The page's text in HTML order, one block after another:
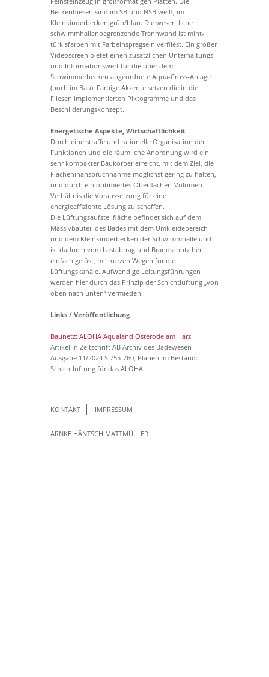
Beckenfliesen sind im SB und NSB weiß, im
Kleinkinderbecken grün/blau. Die wesentliche
schwimmhallenbegrenzende Trennwand ist mint-
türkisfarben mit Farbeinspregseln verfliest. Ein großer
Videoscreen bietet einen zusätzlichen Unterhaltungs-
und Informationswert für die über dem
Schwimmerbecken angeordnete Aqua-Cross-Anlage
(noch im Bau). Farbige Akzente setzen die in die
Fliesen implementierten Piktogramme und das
Beschilderungskonzept.
Energetische Aspekte, Wirtschaftlichkeit
Durch eine straffe und rationelle Organisation der
Funktionen und die räumliche Anordnung wird ein
sehr kompakter Baukörper erreicht, mit dem Ziel, die
Flächeninanspruchnahme möglichst gering zu halten,
und durch ein optimiertes Oberflächen-Volumen-
Verhältnis die Voraussetzung für eine
energieeffiziente Lösung zu schaffen.
Die Lüftungsaufstellfläche befindet sich auf dem
Massivbauteil des Bades mit dem Umkleidebereich
und dem Kleinkinderbecken der Schwimmhalle und
ist dadurch vom Lastabtrag und Brandschutz her
einfach gelöst, mit kurzen Wegen für die
Lüftungskanäle. Aufwendige Leitungsführungen
werden hier durch das Prinzip der Schichtlüftung „von
oben nach unten“ vermieden.
Links / Veröffentlichung
Baunetz: ALOHA Aqualand Osterode am Harz
Artikel in Zeitschrift AB Archiv des Badewesen
Ausgabe 11/2024 S.755-760, Planen im Bestand:
Schichtlüftung für das ALOHA
KONTAKT IMPRESSUM
ARNKE HÄNTSCH MATTMÜLLER